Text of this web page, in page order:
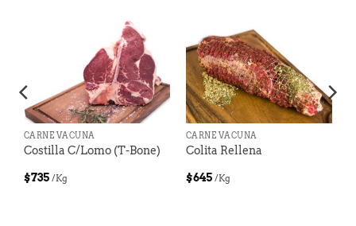
CARNE VACUNA
Costilla C/Lomo (T-Bone)
$735 /Kg
CARNE VACUNA
Colita Rellena
$645 /Kg